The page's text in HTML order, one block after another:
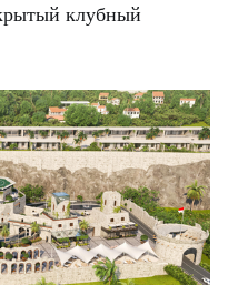
клубный